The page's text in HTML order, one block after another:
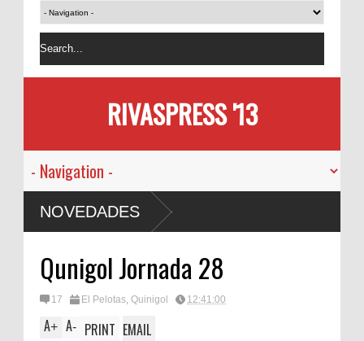
RIVASPRESS '13
NOVEDADES
Qunigol Jornada 28
17 El Pelotas, Quinigol 12:41:00
A+ A- PRINT EMAIL